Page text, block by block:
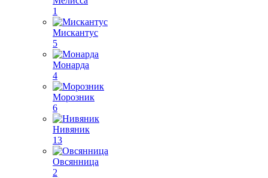
1
Мискантус
5
Монарда
4
Морозник
6
Нивяник
13
Овсянница
2